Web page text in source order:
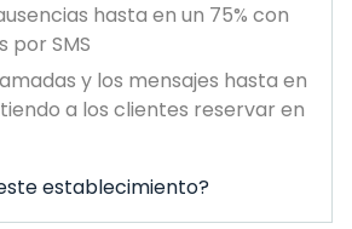
hasta en un 75% con
por SMS
y los mensajes hasta en
a los clientes reservar en
establecimiento?